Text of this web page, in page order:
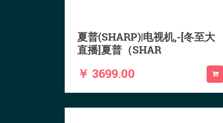
夏普(SHARP)|电视机,-[冬至大
直播]夏普（SHAR
￥ 3699.00